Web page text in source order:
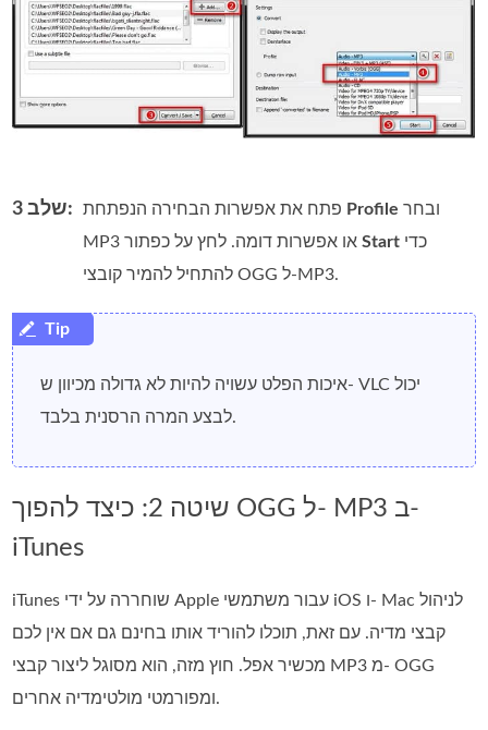
שלב 3: Profile ובחר
MP3 או אפשרות דומה. לחץ על כפתורStart
להתחיל להמיר קובצי OGG ל‑MP3.
איכות הפלט עשויה להיות לא גדולה מכיוון ש- VLC יכול
לבצע המרה הרסנית בלבד.
שיטה 2: כיצד להפוך OGG ל- MP3 ב-
iTunes
iTunes שוחררה על ידי Apple עבור משתמשי iOS ו- Mac לניהול
קבצי מדיה. עם זאת, תוכלו להוריד אותו בחינם גם אם אין לכם
מכשיר אפל. חוץ מזה, הוא מסוגל ליצור קבצי MP3 מ- OGG
ומפורמטי מולטימדיה אחרים.